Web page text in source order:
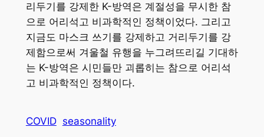
리두기를 강제한 K-방역은 계절성을 무시한 참
으로 어리석고 비과학적인 정책이었다. 그리고
지금도 마스크 쓰기를 강제하고 거리두기를 강
제함으로써 겨울철 유행을 누그려뜨리길 기대하
는 K-방역은 시민들만 괴롭히는 참으로 어리석
고 비과학적인 정책이다.
COVID seasonality